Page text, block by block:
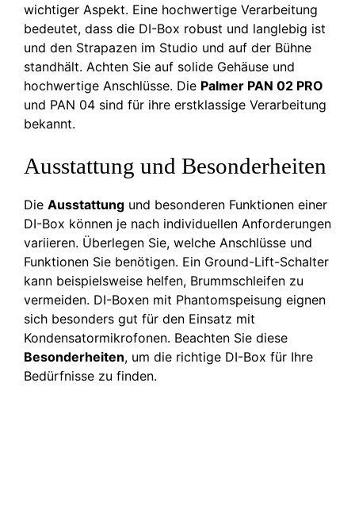
wichtiger Aspekt. Eine hochwertige Verarbeitung
bedeutet, dass die DI-Box robust und langlebig ist
und den Strapazen im Studio und auf der Bühne
standhält. Achten Sie auf solide Gehäuse und
hochwertige Anschlüsse. Die Palmer PAN 02 PRO
und PAN 04 sind für ihre erstklassige Verarbeitung
bekannt.
Ausstattung und Besonderheiten
Die Ausstattung und besonderen Funktionen einer
DI-Box können je nach individuellen Anforderungen
variieren. Überlegen Sie, welche Anschlüsse und
Funktionen Sie benötigen. Ein Ground-Lift-Schalter
kann beispielsweise helfen, Brummschleifen zu
vermeiden. DI-Boxen mit Phantomspeisung eignen
sich besonders gut für den Einsatz mit
Kondensatormikrofonen. Beachten Sie diese
Besonderheiten, um die richtige DI-Box für Ihre
Bedürfnisse zu finden.